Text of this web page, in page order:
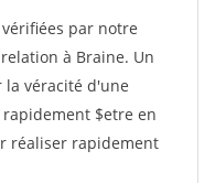
par notre
à Braine. Un
véracité d'une
$etre en
réaliser rapidement